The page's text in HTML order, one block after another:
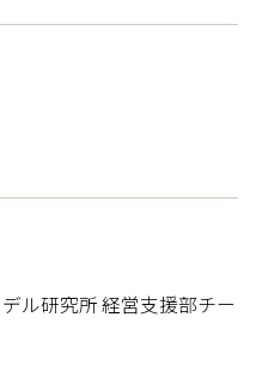
ル研究所 経営支援部チー